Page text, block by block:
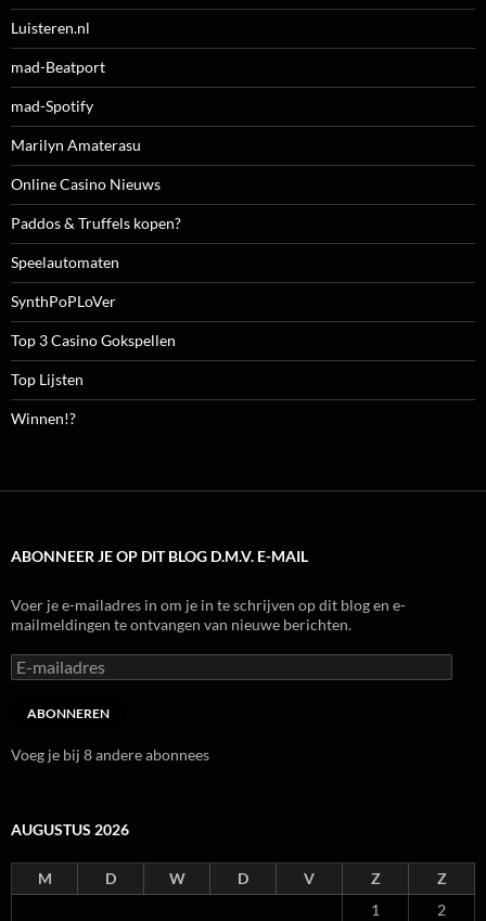
Luisteren.nl
mad-Beatport
mad-Spotify
Marilyn Amaterasu
Online Casino Nieuws
Paddos & Truffels kopen?
Speelautomaten
SynthPoPLoVer
Top 3 Casino Gokspellen
Top Lijsten
Winnen!?
ABONNEER JE OP DIT BLOG D.M.V. E-MAIL
Voer je e-mailadres in om je in te schrijven op dit blog en e-
mailmeldingen te ontvangen van nieuwe berichten.
E-
mailadres
ABONNEREN
Voeg je bij 8 andere abonnees
AUGUSTUS 2026
M D W D V Z
Z
1
2